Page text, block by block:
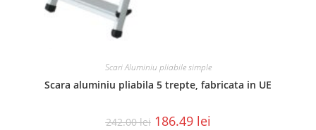
Scari Aluminiu pliabile simple
Scara aluminiu pliabila 5 trepte, fabricata in UE
242.00lei 186.49 lei